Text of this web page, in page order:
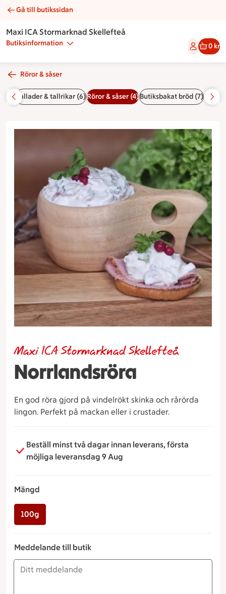
Norrlandsröra | Catering Maxi ICA Stormarknad Skellefteå
Gå till butikssidan
Maxi ICA Stormarknad Skellefteå
Butiksinformation 0 kr
Röror & såser
(10) Sallader & tallrikar (6)Röror & såser (4)Butiksbakat bröd (7)
Norrlandsröra
Maxi ICA Stormarknad Skellefteå
En god röra gjord på vindelrökt skinka och rårörda
lingon. Perfekt på mackan eller i crustader.
Beställ minst två dagar innan leverans, första
möjliga leveransdag 9 Aug
Mängd
100g
Meddelande till butik